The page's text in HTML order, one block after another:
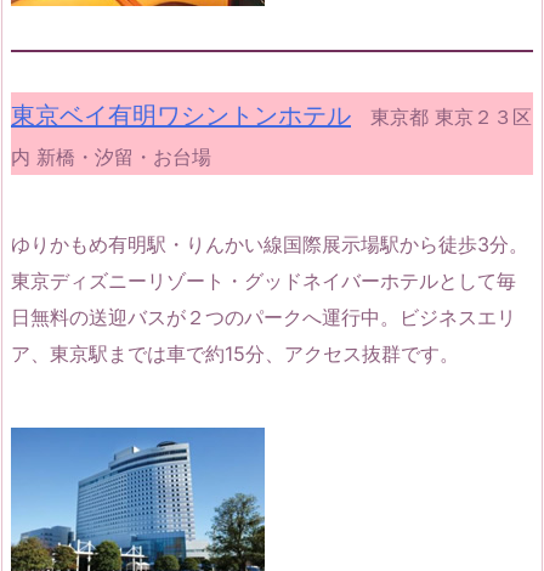
東京ベイ有明ワシントンホテル 東京都 東京２３区
内 新橋・汐留・お台場
ゆりかもめ有明駅・りんかい線国際展示場駅から徒歩3分。
東京ディズニーリゾート・グッドネイバーホテルとして毎
日無料の送迎バスが２つのパークへ運行中。ビジネスエリ
ア、東京駅までは車で約15分、アクセス抜群です。